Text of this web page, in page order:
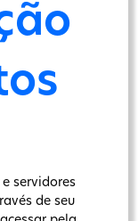
servidores
de seu